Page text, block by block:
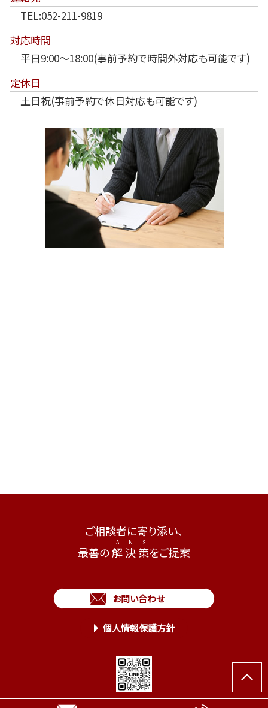
TEL:052-211-9819
対応時間
平日9:00～18:00(事前予約で時間外対応も可能です)
定休日
土日祝(事前予約で休日対応も可能です)
ご相談者に寄り添い、
最善の解決策をご提案
個人情報保護方針
お問い合わせ